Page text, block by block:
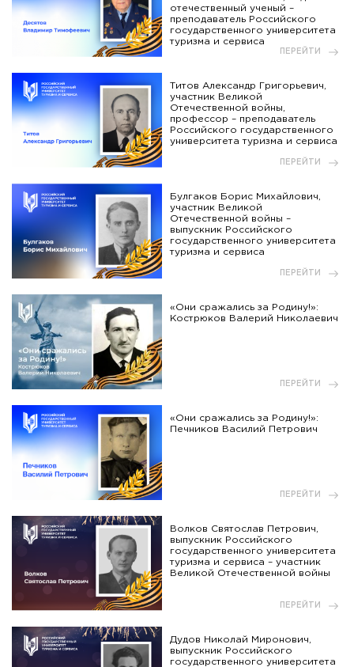
отечественный ученый –
преподаватель Российского
государственного университета
туризма и сервиса
ПЕРЕЙТИ
Титов Александр Григорьевич,
участник Великой
Отечественной войны,
профессор – преподаватель
Российского государственного
университета туризма и сервиса
ПЕРЕЙТИ
Булгаков Борис Михайлович,
участник Великой
Отечественной войны –
выпускник Российского
государственного университета
туризма и сервиса
ПЕРЕЙТИ
«Они сражались за Родину!»:
Кострюков Валерий Николаевич
ПЕРЕЙТИ
«Они сражались за Родину!»:
Печников Василий Петрович
ПЕРЕЙТИ
Волков Святослав Петрович,
выпускник Российского
государственного университета
туризма и сервиса – участник
Великой Отечественной войны
ПЕРЕЙТИ
Дудов Николай Миронович,
выпускник Российского
государственного университета